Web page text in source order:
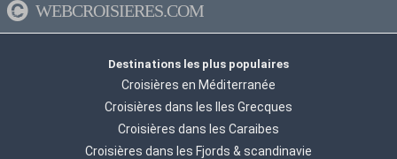
WEBCROISIERES.COM
Destinations les plus populaires
Croisières en Méditerranée
Croisières dans les Iles Grecques
Croisières dans les Caraibes
Croisières dans les Fjords & scandinavie